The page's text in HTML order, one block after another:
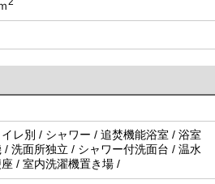
レ別 / シャワー / 追焚機能浴室 / 浴室
/ 洗面所独立 / シャワー付洗面台 / 温水
/ 室内洗濯機置き場 /